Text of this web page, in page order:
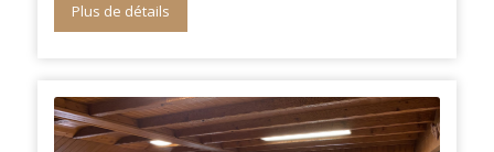
Plus de détails